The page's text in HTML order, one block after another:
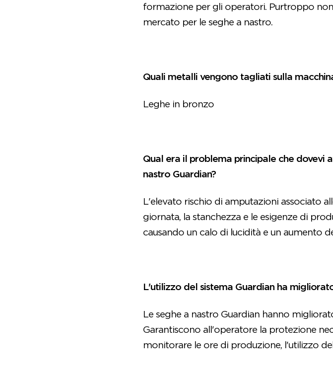
formazione per gli operatori. Purtroppo
mercato per le seghe a nastro.
Quali metalli vengono tagliati sulla
Leghe in bronzo
Qual era il problema principale che dovevi
nastro Guardian?
L'elevato rischio di amputazioni associato
giornata, la stanchezza e le esigenze di
causando un calo di lucidità e un aumento
L'utilizzo del sistema Guardian ha
Le seghe a nastro Guardian hanno
Garantiscono all'operatore la protezione
monitorare le ore di produzione, l'utilizzo